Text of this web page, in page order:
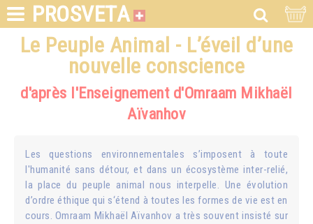
PROSVETA
Le Peuple Animal - L’éveil d’une
nouvelle conscience
d'après l'Enseignement d'Omraam Mikhaël
Aïvanhov
Les questions environnementales s’imposent à toute
l'humanité sans détour, et dans un écosystème inter-relié,
la place du peuple animal nous interpelle. Une évolution
d’ordre éthique qui s‘étend à toutes les formes de vie est en
cours. Omraam Mikhaël Aïvanhov a très souvent insisté sur